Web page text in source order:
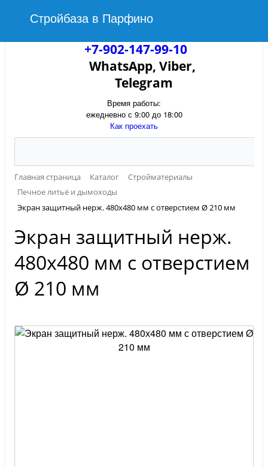
Стройбаза в Парфино
+7-902-147-99-10
WhatsApp, Viber,
Telegram
Время работы:
ежедневно с 9:00 до 18:00
Как проехать
Главная страница Каталог
Стройматериалы
Печное литьё и дымоходы
Экран защитный нерж. 480х480 мм с отверстием Ø 210 мм
Экран защитный нерж.
480х480 мм с отверстием
Ø 210 мм